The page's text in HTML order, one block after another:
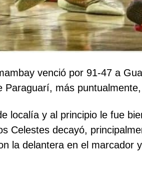
venció por 91-47 a
más
localía y al principio le fue
Celestes decayó,
la delantera en el